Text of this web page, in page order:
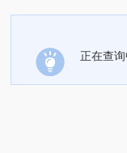
正在查